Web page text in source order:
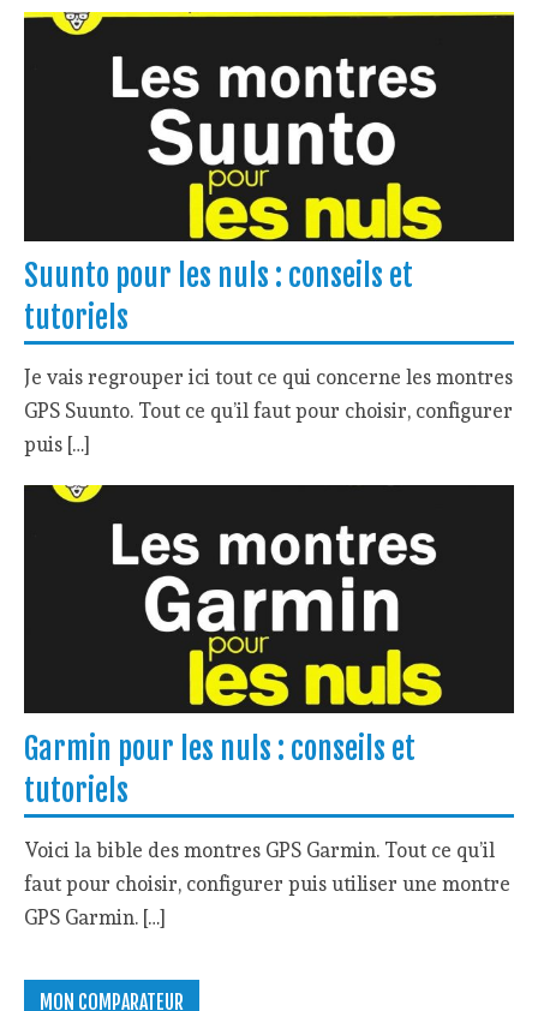
Suunto pour les nuls : conseils et
tutoriels
Je vais regrouper ici tout ce qui concerne les montres
GPS Suunto. Tout ce qu’il faut pour choisir, configurer
puis […]
Garmin pour les nuls : conseils et
tutoriels
Voici la bible des montres GPS Garmin. Tout ce qu’il
faut pour choisir, configurer puis utiliser une montre
GPS Garmin. […]
MON COMPARATEUR